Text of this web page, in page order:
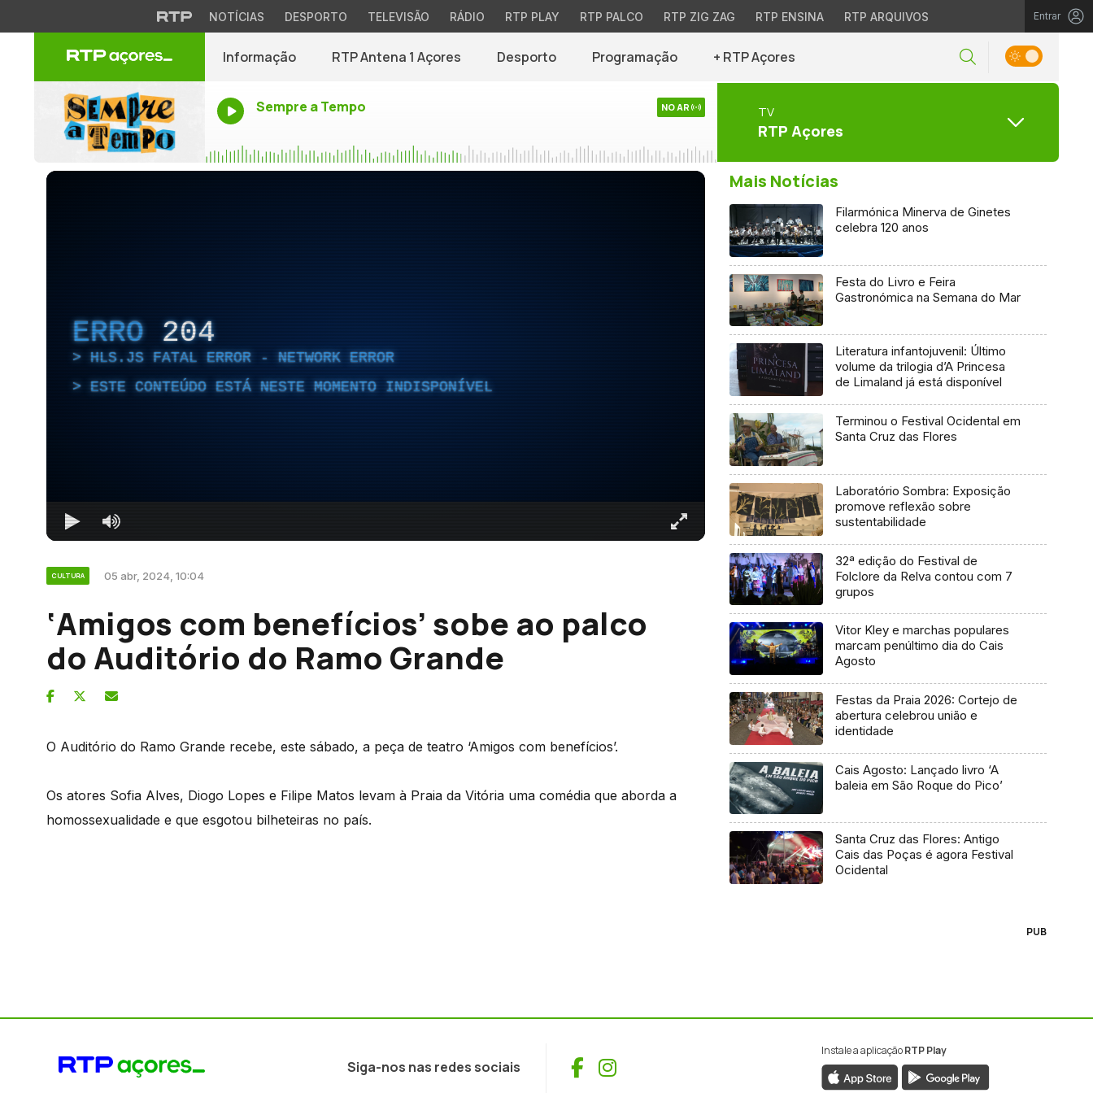
NOTÍCIAS DESPORTO TELEVISÃO RÁDIO RTP PLAY RTP PALCO RTP ZIG ZAG RTP ENSINA RTP ARQUIVOS Entrar
Informação RTP Antena 1 Açores Desporto Programação + RTP Açores
Sempre a Tempo NO AR TV
RTP Açores
ERRO 204
HLS.JS FATAL ERROR - NETWORK ERROR
ESTE CONTEÚDO ESTÁ NESTE MOMENTO INDISPONÍVEL
CULTURA 05 abr, 2024, 10:04
‘Amigos com benefícios’ sobe ao palco
do Auditório do Ramo Grande
O Auditório do Ramo Grande recebe, este sábado, a peça de teatro ‘Amigos com benefícios’.
Os atores Sofia Alves, Diogo Lopes e Filipe Matos levam à Praia da Vitória uma comédia que aborda a
homossexualidade e que esgotou bilheteiras no país.
Mais Notícias
Filarmónica Minerva de Ginetes
celebra 120 anos
Festa do Livro e Feira
Gastronómica na Semana do Mar
Literatura infantojuvenil: Último
volume da trilogia d’A Princesa
de Limaland já está disponível
Terminou o Festival Ocidental em
Santa Cruz das Flores
Laboratório Sombra: Exposição
promove reflexão sobre
sustentabilidade
32ª edição do Festival de
Folclore da Relva contou com 7
grupos
Vitor Kley e marchas populares
marcam penúltimo dia do Cais
Agosto
Festas da Praia 2026: Cortejo de
abertura celebrou união e
identidade
Cais Agosto: Lançado livro ‘A
baleia em São Roque do Pico’
Santa Cruz das Flores: Antigo
Cais das Poças é agora Festival
Ocidental
PUB
Siga-nos nas redes sociais Facebook
Instagram
Instale a aplicaçãoRTP Play